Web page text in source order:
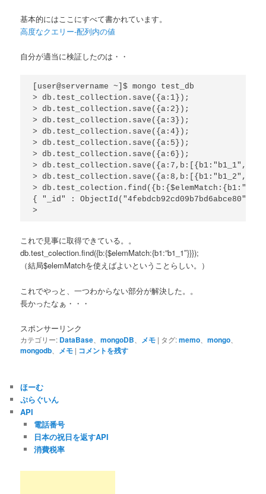
基本的にはここにすべて書かれています。
高度なクエリー-配列内の値
自分が適当に検証したのは・・
[user@servername ~]$ mongo test_db
> db.test_collection.save({a:1});
> db.test_collection.save({a:2});
> db.test_collection.save({a:3});
> db.test_collection.save({a:4});
> db.test_collection.save({a:5});
> db.test_collection.save({a:6});
>
>
>
{ "_id" :
これで見事に取得できている。。
db.test_colection.find({b:{$elemMatch:{b1:”b1_1″}}});
（結局$elemMatchを使えばよいということらしい。）
これでやっと、一つわからない部分が解決した。。
長かったなぁ・・・
スポンサーリンク
カテゴリー: DataBase 、mongoDB メモ | タグ:memo 、mongo
mongodb メモ | コメントを残す
ほーむ
ぷらぐいん
API
電話番号
日本の祝日を返すAPI
消費税率